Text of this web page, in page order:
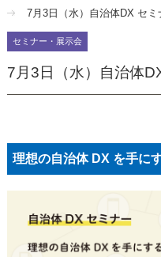
7月3日（水）自治体DX セ
セミナー・ 展示会
7月3日（水）自治体
理想の自治体 DX を手に